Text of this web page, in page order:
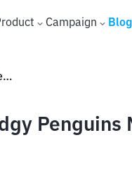
Campaign Blog
Harga Token PENGU dan NFT Pudgy Penguins Meroket Jelang Peluncuran Abstract
Penguins